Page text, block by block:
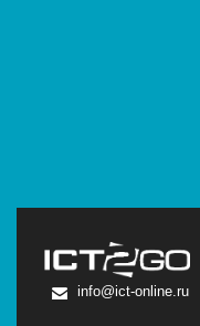
info@ict-online.ru